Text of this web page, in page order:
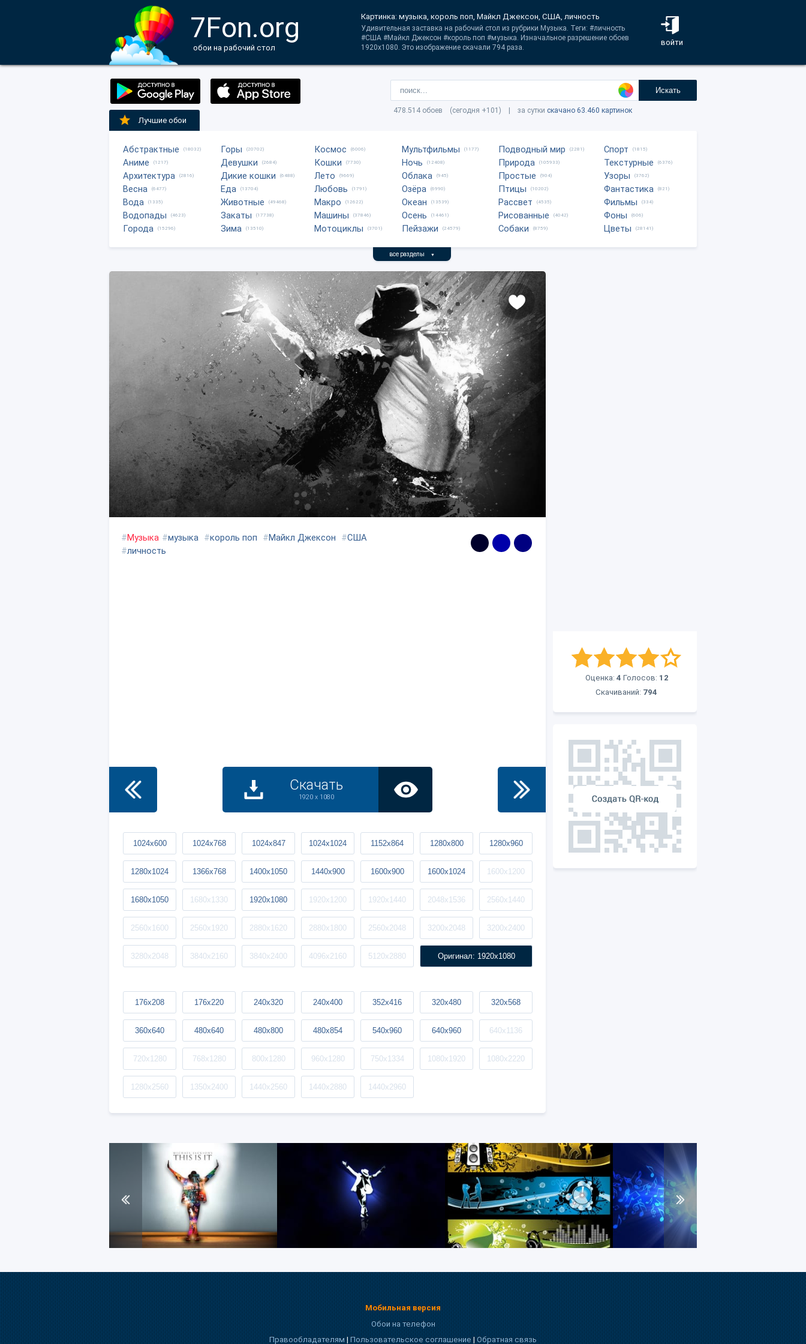
7Fon.org
обои на рабочий стол
войти
Картинка: музыка, король поп, Майкл Джексон, США, личность
Удивительная заставка на рабочий стол из рубрики Музыка. Теги: #личность
#США #Майкл Джексон #король поп #музыка. Изначальное разрешение обоев
1920x1080. Это изображение скачали 794 раза.
Искать
478.514 обоев (сегодня +101) | за сутки скачано 63.460 картинок
Лучшие обои
Абстрактные (18032)
Аниме (1217)
Архитектура (2816)
Весна (6477)
Вода (1335)
Водопады (4623)
Города (15296)
Горы (20702)
Девушки (2684)
Дикие кошки (6488)
Еда (13704)
Животные (49468)
Закаты (17738)
Зима (13510)
Космос (6006)
Кошки (7730)
Лето (9669)
Любовь (1791)
Макро (12622)
Машины (37846)
Мотоциклы (3701)
Мультфильмы (1177)
Ночь (12408)
Облака (945)
Озёра (6990)
Океан (13539)
Осень (14461)
Пейзажи (24579)
Подводный мир (2281)
Природа (105933)
Простые (904)
Птицы (10202)
Рассвет (4535)
Рисованные (4042)
Собаки (8759)
Спорт (1815)
Текстурные (6376)
Узоры (3762)
Фантастика (821)
Фильмы (334)
Фоны (606)
Цветы (28141)
все разделы ▼
Оценка: 4 Голосов: 12
Скачиваний: 794
#Музыка #музыка #король поп #Майкл Джексон #США
#личность
Скачать
1920 x 1080
1024x600 1024x768 1024x847 1024x1024 1152x864 1280x800 1280x960
1280x1024 1366x768 1400x1050 1440x900 1600x900 1600x1024 1600x1200
1680x1050 1680x1330 1920x1080 1920x1200 1920x1440 2048x1536 2560x1440
2560x1600 2560x1920 2880x1620 2880x1800 2560x2048 3200x2048 3200x2400
3280x2048 3840x2160 3840x2400 4096x2160 5120x2880 Оригинал: 1920x1080
176x208 176x220 240x320 240x400 352x416 320x480 320x568
360x640 480x640 480x800 480x854 540x960 640x960 640x1136
720x1280 768x1280 800x1280 960x1280 750x1334 1080x1920 1080x2220
1280x2560 1350x2400 1440x2560 1440x2880 1440x2960
Мобильная версия
Обои на телефон
Правообладателям|Пользовательское соглашение|Обратная связь